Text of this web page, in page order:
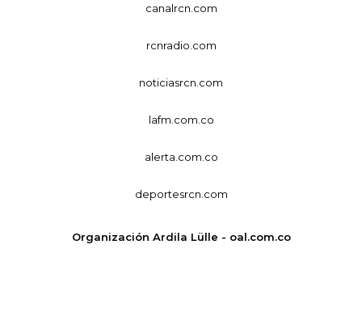
canalrcn.com
rcnradio.com
noticiasrcn.com
lafm.com.co
alerta.com.co
deportesrcn.com
Organización Ardila Lülle - oal.com.co